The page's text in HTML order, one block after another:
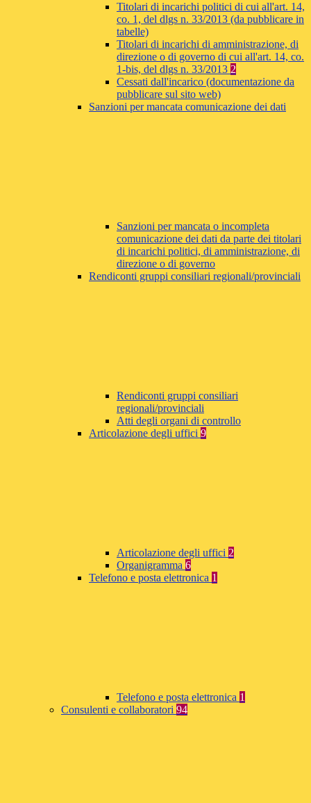
Titolari di incarichi politici di cui all'art. 14,
co. 1, del dlgs n. 33/2013 (da pubblicare in
tabelle)
Titolari di incarichi di amministrazione, di
direzione o di governo di cui all'art. 14, co.
1-bis, del dlgs n. 33/2013 2
Cessati dall'incarico (documentazione da
pubblicare sul sito web)
Sanzioni per mancata comunicazione dei dati
Sanzioni per mancata o incompleta
comunicazione dei dati da parte dei titolari
di incarichi politici, di amministrazione, di
direzione o di governo
Rendiconti gruppi consiliari regionali/provinciali
Rendiconti gruppi consiliari
regionali/provinciali
Atti degli organi di controllo
Articolazione degli uffici 9
Articolazione degli uffici 2
Organigramma 6
Telefono e posta elettronica 1
Telefono e posta elettronica 1
Consulenti e collaboratori 94